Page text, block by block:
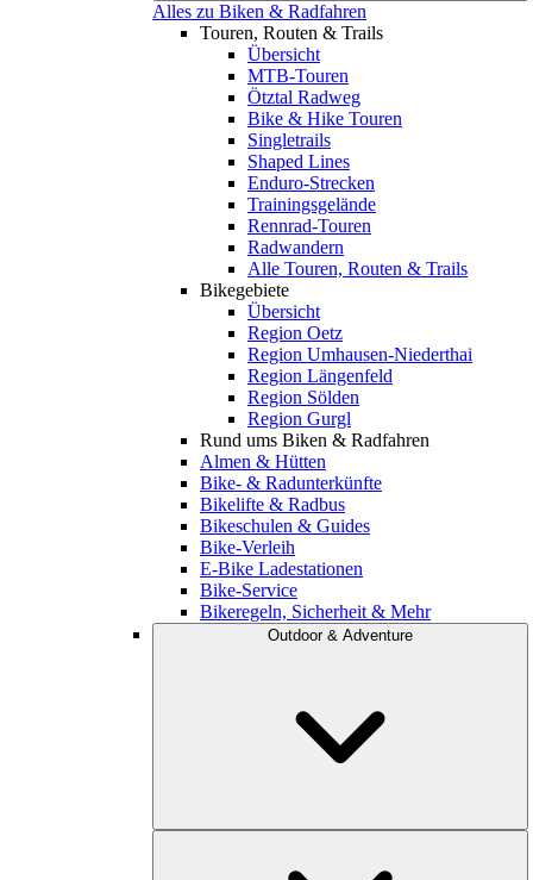
Alles zu Biken & Radfahren
Touren, Routen & Trails
Übersicht
MTB-Touren
Ötztal Radweg
Bike & Hike Touren
Singletrails
Shaped Lines
Enduro-Strecken
Trainingsgelände
Rennrad-Touren
Radwandern
Alle Touren, Routen & Trails
Bikegebiete
Übersicht
Region Oetz
Region Umhausen-Niederthai
Region Längenfeld
Region Sölden
Region Gurgl
Rund ums Biken & Radfahren
Almen & Hütten
Bike- & Radunterkünfte
Bikelifte & Radbus
Bikeschulen & Guides
Bike-Verleih
E-Bike Ladestationen
Bike-Service
Bikeregeln, Sicherheit & Mehr
Outdoor & Adventure